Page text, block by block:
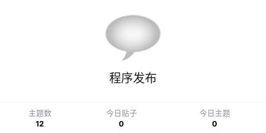
程序发布
主题数
12
今日贴子
0
今日主题
0